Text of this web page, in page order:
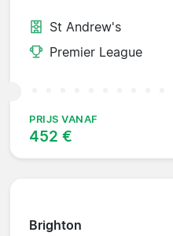
St Andrew's
Premier League
PRIJS VANAF
452 €
Brighton